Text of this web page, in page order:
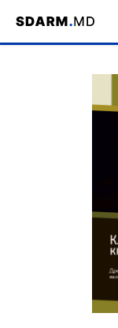
Acasa / Bibliotecă